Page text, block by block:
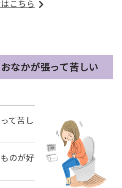
こちら
なかが張って苦しい
て苦し
のが好